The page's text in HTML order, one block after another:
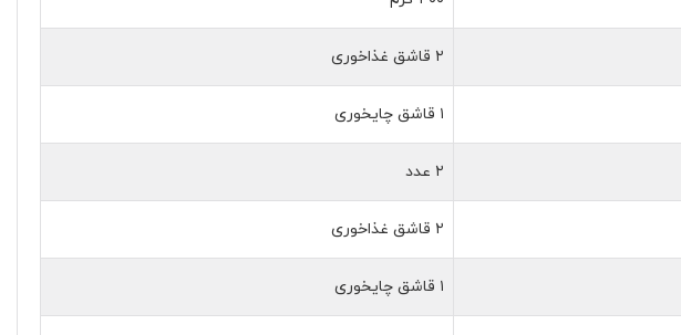
۲ قاشق غذاخوری
۱ قاشق چایخوری
۲ عدد
۲ قاشق غذاخوری
۱ قاشق چایخوری